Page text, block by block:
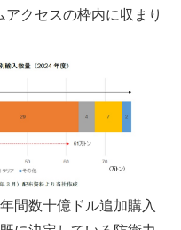
クセスの枠内に収まり
間数十億ドル追加購入